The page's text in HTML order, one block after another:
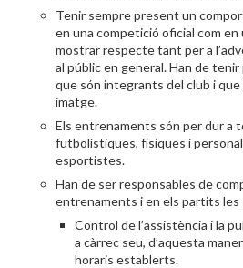
Tenir sempre present un
en una competició oficial com
mostrar respecte tant per a
al públic en general. Han de
que són integrants del club i que
imatge.
Els entrenaments són per dur a
futbolístiques, físiques i
esportistes.
Han de ser responsables de
entrenaments i en els partits
Control de l’assistència i la
a càrrec seu, d’aquesta
horaris establerts.